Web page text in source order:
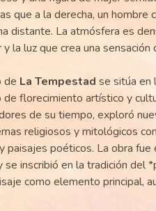
que a la derecha, un hombre
distante. La atmósfera es
la luz que crea una
de La Tempestad se sitúa en
de florecimiento artístico y
de su tiempo, exploró
religiosos y mitológicos
paisajes poéticos. La obra
se inscribió en la tradición del
como elemento principal,